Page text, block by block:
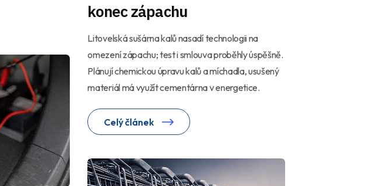
konec zápachu
Litovelská sušárna kalů nasadí technologii na
omezení zápachu; test i smlouva proběhly úspěšně.
Plánují chemickou úpravu kalů a míchadla, usušený
materiál má využít cementárna v energetice.
Celý článek